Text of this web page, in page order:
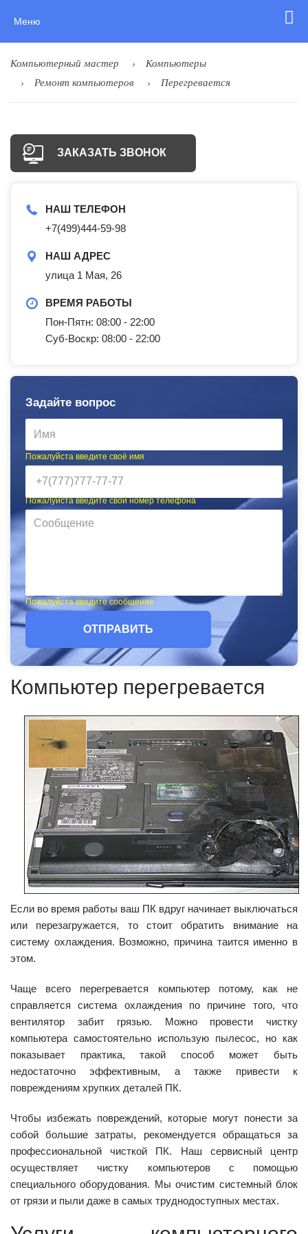
Меню
Компьютерный мастер
Компьютеры
Ремонт компьютеров
Перегревается
ЗАКАЗАТЬ ЗВОНОК
НАШ ТЕЛЕФОН
+7(499)444-59-98
НАШ АДРЕС
улица 1 Мая, 26
ВРЕМЯ РАБОТЫ
Пон-Пятн: 08:00 - 22:00
Суб-Воскр: 08:00 - 22:00
Задайте вопрос
Пожалуйста введите своё имя
Пожалуйста введите свой номер телефона
Пожалуйста введите сообщение
ОТПРАВИТЬ
Компьютер перегревается
Если во время работы ваш ПК вдруг начинает выключаться
или перезагружается, то стоит обратить внимание на
систему охлаждения. Возможно, причина таится именно в
этом.
Чаще всего перегревается компьютер потому, как не
справляется система охлаждения по причине того, что
вентилятор забит грязью. Можно провести чистку
компьютера самостоятельно использую пылесос, но как
показывает практика, такой способ может быть
недостаточно эффективным, а также привести к
повреждениям хрупких деталей ПК.
Чтобы избежать повреждений, которые могут понести за
собой большие затраты, рекомендуется обращаться за
профессиональной чисткой ПК. Наш сервисный центр
осуществляет чистку компьютеров с помощью
специального оборудования. Мы очистим системный блок
от грязи и пыли даже в самых труднодоступных местах.